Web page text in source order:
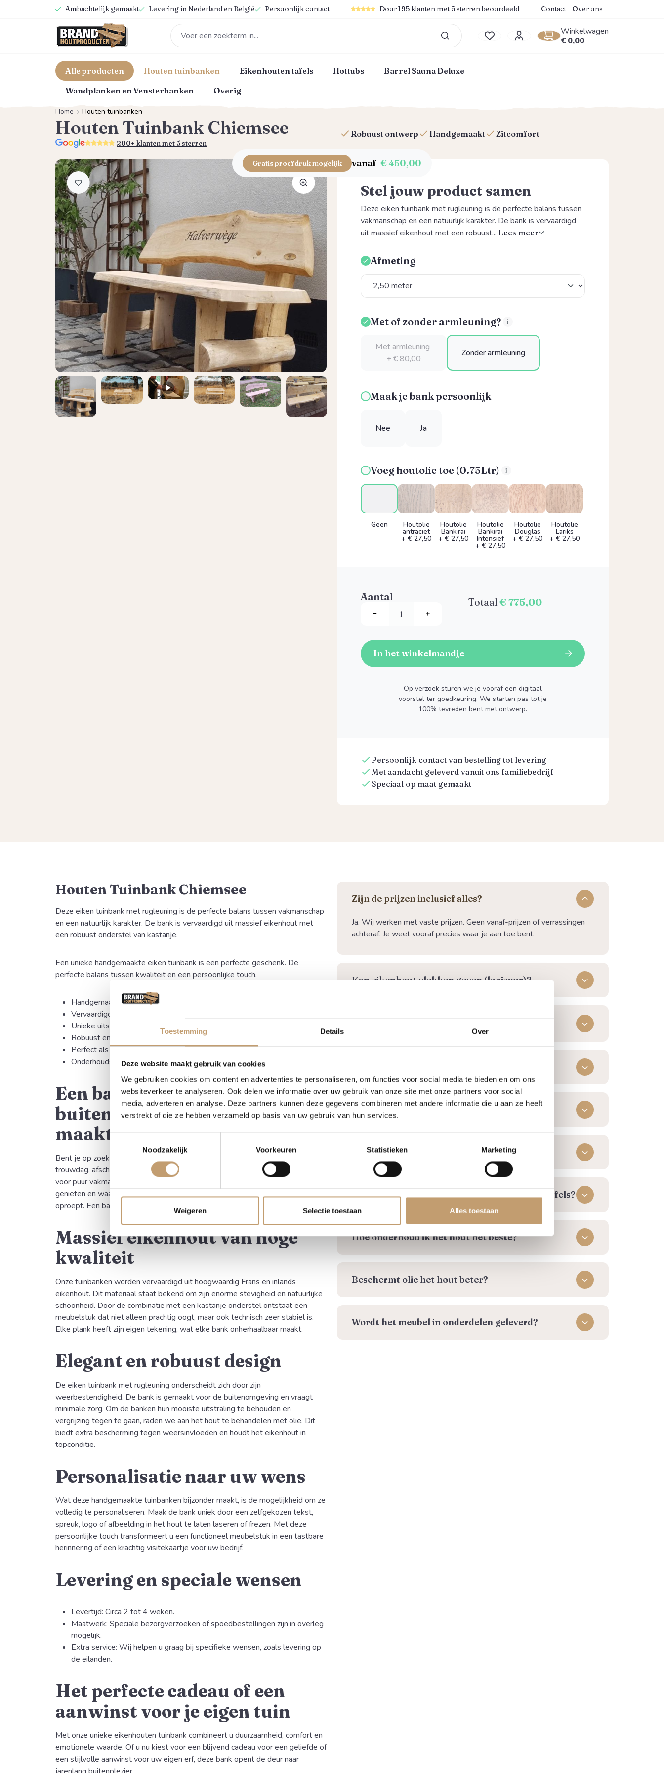
Toestemming Details Over
Deze website maakt gebruik van cookies
We gebruiken cookies om content en advertenties te personaliseren, om functies voor social media te bieden en om ons
websiteverkeer te analyseren. Ook delen we informatie over uw gebruik van onze site met onze partners voor social
media, adverteren en analyse. Deze partners kunnen deze gegevens combineren met andere informatie die u aan ze heeft
verstrekt of die ze hebben verzameld op basis van uw gebruik van hun services.
Noodzakelijk
Voorkeuren Statistieken Marketing
Weigeren Selectie toestaan Alles toestaan
Ga naar de hoofdnavigatie
Ambachtelijk gemaakt Levering in Nederland en België Persoonlijk contact Gemiddelde waardering van 4.9 van 5 sterren
Door 195 klanten met 5 sterren beoordeeld Contact Over ons
Je hebt 0 items op je verlanglijstje
Winkelwagen
€ 0,00Winkelwagentje
Alle producten Houten tuinbanken Eikenhouten tafels Hottubs
Barrel Sauna Deluxe
Wandplanken en Vensterbanken
Overig
Home Houten tuinbanken
Houten Tuinbank Chiemsee
5.0 200+ klanten met 5 sterren
Robuust ontwerp Handgemaakt Zitcomfort
Afbeeldingengalerij overslaan Gratis proefdruk mogelijk vanaf € 450,00
Stel jouw product samen
Deze eiken tuinbank met rugleuning is de perfecte balans tussen
vakmanschap en een natuurlijk karakter. De bank is vervaardigd
uit massief eikenhout met een robuust... Lees meer
Selecteer
Afmeting
Selecteer
Met of zonder armleuning?
Met armleuning
+ € 80,00
Zonder armleuning
Maak je bank persoonlijk
Nee Ja
Voeg houtolie toe (0.75Ltr)
Geen Houtolie
antraciet
+ € 27,50
Houtolie
Bankirai
+ € 27,50
Houtolie
Bankirai
Intensief
+ € 27,50
Houtolie
Douglas
+ € 27,50
Houtolie
Lariks
+ € 27,50
Aantal Totaal € 775,00
In het winkelmandje
Op verzoek sturen we je vooraf een digitaal
voorstel ter goedkeuring. We starten pas tot je
100% tevreden bent met ontwerp.
Persoonlijk contact van bestelling tot levering
Met aandacht geleverd vanuit ons familiebedrijf
Speciaal op maat gemaakt
Houten Tuinbank Chiemsee
Deze eiken tuinbank met rugleuning is de perfecte balans tussen vakmanschap
en een natuurlijk karakter. De bank is vervaardigd uit massief eikenhout met
een robuust onderstel van kastanje.
Een unieke handgemaakte eiken tuinbank is een perfecte geschenk. De
perfecte balans tussen kwaliteit en een persoonlijke touch.
Handgemaakt in eigen werkplaats
Vervaardigd uit Frans en inlands eikenhout
Unieke uitstraling waarbij elke bank zijn eigen karakter heeft
Robuust en bestand tegen weer en wind
Perfect als visitekaartje of symbolisch geschenk
Onderhoudsvriendelijk en zeer duurzaam
Een bank die jouw
buitenruimte echt uniek
maakt
Bent je op zoek naar het perfecte, unieke cadeau voor een verjaardag,
trouwdag, afscheid of jubileum? Onze massief houten tuinbank staat symbool
voor puur vakmanschap. Het is een cadeau waarvan de ontvanger jarenlang zal
genieten en waarbij elk zitmoment een blijvende herinnering aan de gever
oproept. Een bankje voor buiten dat jouw tuin direct karakter en comfort geeft.
Massief eikenhout van hoge
kwaliteit
Onze tuinbanken worden vervaardigd uit hoogwaardig Frans en inlands
eikenhout. Dit materiaal staat bekend om zijn enorme stevigheid en natuurlijke
schoonheid. Door de combinatie met een kastanje onderstel ontstaat een
meubelstuk dat niet alleen prachtig oogt, maar ook technisch zeer stabiel is.
Elke plank heeft zijn eigen tekening, wat elke bank onherhaalbaar maakt.
Elegant en robuust design
De eiken tuinbank met rugleuning onderscheidt zich door zijn
weerbestendigheid. De bank is gemaakt voor de buitenomgeving en vraagt
minimale zorg. Om de banken hun mooiste uitstraling te behouden en
vergrijzing tegen te gaan, raden we aan het hout te behandelen met olie. Dit
biedt extra bescherming tegen weersinvloeden en houdt het eikenhout in
topconditie.
Personalisatie naar uw wens
Wat deze handgemaakte tuinbanken bijzonder maakt, is de mogelijkheid om ze
volledig te personaliseren. Maak de bank uniek door een zelfgekozen tekst,
spreuk, logo of afbeelding in het hout te laten laseren of frezen. Met deze
persoonlijke touch transformeert u een functioneel meubelstuk in een tastbare
herinnering of een krachtig visitekaartje voor uw bedrijf.
Levering en speciale wensen
Levertijd: Circa 2 tot 4 weken.
Maatwerk: Speciale bezorgverzoeken of spoedbestellingen zijn in overleg
mogelijk.
Extra service: Wij helpen u graag bij specifieke wensen, zoals levering op
de eilanden.
Het perfecte cadeau of een
aanwinst voor je eigen tuin
Met onze unieke eikenhouten tuinbank combineert u duurzaamheid, comfort en
emotionele waarde. Of u nu kiest voor een blijvend cadeau voor een geliefde of
een stijlvolle aanwinst voor uw eigen erf, deze bank opent de deur naar
⁠Zijn de prijzen inclusief alles?
Ja. Wij werken met vaste prijzen. Geen vanaf-prijzen of verrassingen
achteraf. Je weet vooraf precies waar je aan toe bent.
Kan eikenhout vlekken geven (looizuur)?
Is de eiken tuinbank geschikt om het hele jaar
Kan ik het op maat laten maken?
⁠Hoe wordt de bestelling geleverd?
Kan de tuinbank gecombineerd worden met tafels?
⁠Hoe onderhoud ik het hout het beste?
Beschermt olie het hout beter?
Wordt het meubel in onderdelen geleverd?